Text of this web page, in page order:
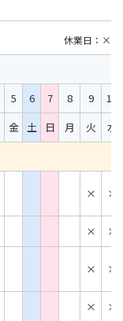
休業日：×
5 6 7 8 9
10
金 土 日 月 火
水
× ×
× ×
× ×
× ×